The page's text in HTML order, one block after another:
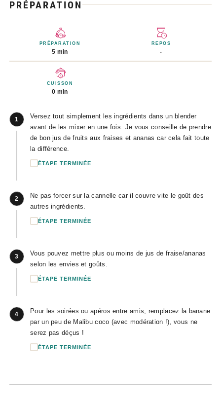
PRÉPARATION
PRÉPARATION
5 min
REPOS
-
CUISSON
0 min
1
Versez tout simplement les ingrédients dans un blender
avant de les mixer en une fois. Je vous conseille de prendre
de bon jus de fruits aux fraises et ananas car cela fait toute
la différence.
ÉTAPE TERMINÉE
2
Ne pas forcer sur la cannelle car il couvre vite le goût des
autres ingrédients.
ÉTAPE TERMINÉE
3
Vous pouvez mettre plus ou moins de jus de fraise/ananas
selon les envies et goûts.
ÉTAPE TERMINÉE
4
Pour les soirées ou apéros entre amis, remplacez la banane
par un peu de Malibu coco (avec modération !), vous ne
serez pas déçus !
ÉTAPE TERMINÉE